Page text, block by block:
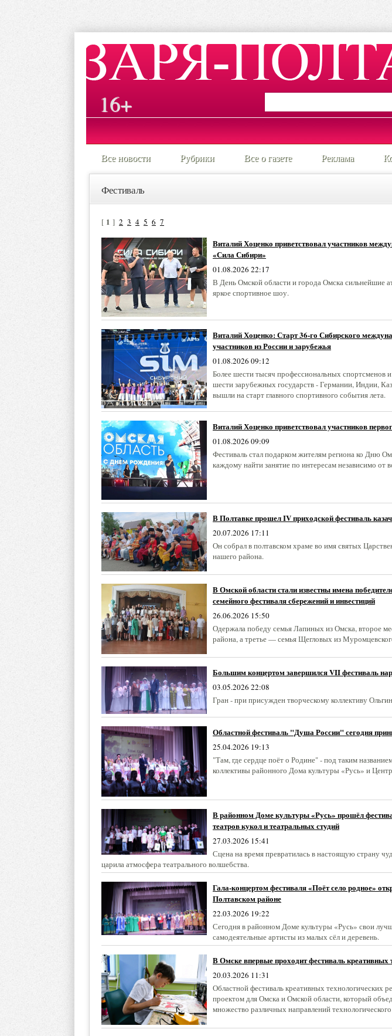
16+
Все новости Рубрики Все о газете Реклама
Фестиваль
[ 1 ] 2 3 4 5 6 7
Виталий Хоценко приветствовал участников
«Сила Сибири»
01.08.2026 22:17
В День Омской области и города Омска сильнейшие
яркое спортивное шоу.
Виталий Хоценко: Старт 36-го Сибирского
участников из России и зарубежья
01.08.2026 09:12
Более шести тысяч профессиональных спортсменов
шести зарубежных государств - Германии, Индии,
вышли на старт главного спортивного события лета.
Виталий Хоценко приветствовал участников
01.08.2026 09:09
Фестиваль стал подарком жителям региона ко Дню
каждому найти занятие по интересам независимо от
В Полтавке прошел IV приходской фестиваль
20.07.2026 17:11
Он собрал в полтавском храме во имя святых
нашего района.
В Омской области стали известны имена
семейного фестиваля сбережений и инвестиций
26.06.2026 15:50
Одержала победу семья Лапиных из Омска, второе
района, а третье — семья Щегловых из
Большим концертом завершился VII фестиваль
03.05.2026 22:08
Гран - при присужден творческому коллективу
Областной фестиваль "Душа России" сегодня
25.04.2026 19:13
"Там, где сердце поёт о Родине" - под таким
коллективы районного Дома культуры «Русь» и
В районном Доме культуры «Русь» прошёл
театров кукол и театральных студий
27.03.2026 15:41
Сцена на время превратилась в настоящую страну
царила атмосфера театрального волшебства.
Гала-концертом фестиваля «Поёт село родное»
Полтавском районе
22.03.2026 19:22
Сегодня в районном Доме культуры «Русь» свои
самодеятельные артисты из малых сёл и деревень.
В Омске впервые проходит фестиваль
20.03.2026 11:31
Областной фестиваль креативных
проектом для Омска и Омской области, который
множество различных направлений